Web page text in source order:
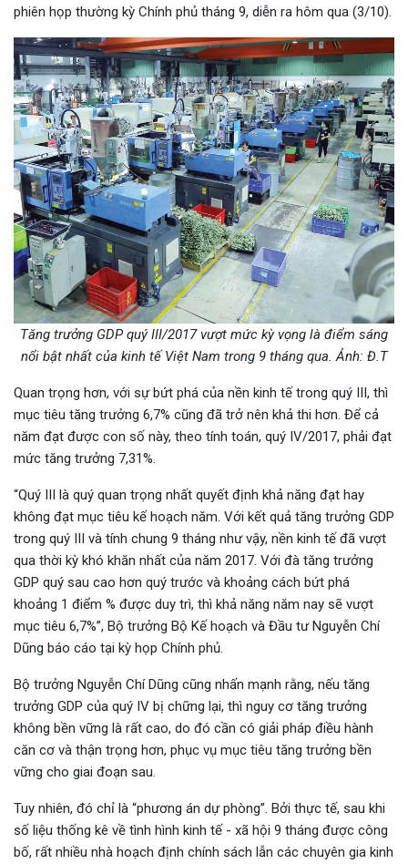
phiên họp thường kỳ Chính phủ tháng 9, diễn ra hôm qua (3/10).
Tăng trưởng GDP quý III/2017 vượt mức kỳ vọng là điểm sáng
nổi bật nhất của kinh tế Việt Nam trong 9 tháng qua. Ảnh: Đ.T
Quan trọng hơn, với sự bứt phá của nền kinh tế trong quý III, thì
mục tiêu tăng trưởng 6,7% cũng đã trở nên khả thi hơn. Để cả
năm đạt được con số này, theo tính toán, quý IV/2017, phải đạt
mức tăng trưởng 7,31%.
“Quý III là quý quan trọng nhất quyết định khả năng đạt hay
không đạt mục tiêu kế hoạch năm. Với kết quả tăng trưởng GDP
trong quý III và tính chung 9 tháng như vậy, nền kinh tế đã vượt
qua thời kỳ khó khăn nhất của năm 2017. Với đà tăng trưởng
GDP quý sau cao hơn quý trước và khoảng cách bứt phá
khoảng 1 điểm % được duy trì, thì khả năng năm nay sẽ vượt
mục tiêu 6,7%”, Bộ trưởng Bộ Kế hoạch và Đầu tư Nguyễn Chí
Dũng báo cáo tại kỳ họp Chính phủ.
Bộ trưởng Nguyễn Chí Dũng cũng nhấn mạnh rằng, nếu tăng
trưởng GDP của quý IV bị chững lại, thì nguy cơ tăng trưởng
không bền vững là rất cao, do đó cần có giải pháp điều hành
căn cơ và thận trọng hơn, phục vụ mục tiêu tăng trưởng bền
vững cho giai đoạn sau.
Tuy nhiên, đó chỉ là “phương án dự phòng”. Bởi thực tế, sau khi
số liệu thống kê về tình hình kinh tế - xã hội 9 tháng được công
bố, rất nhiều nhà hoạch định chính sách lẫn các chuyên gia kinh